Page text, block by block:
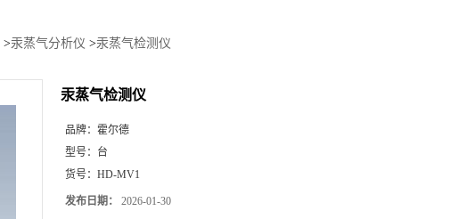
>汞蒸气分析仪 >汞蒸气检测仪
汞蒸气检测仪
品牌： 霍尔德
型号： 台
货号： HD-MV1
发布日期： 2026-01-30